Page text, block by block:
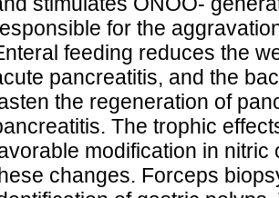
for the
feeding reduces the
pancreatitis, and the
the regeneration of
The trophic
modification in
changes. Forceps